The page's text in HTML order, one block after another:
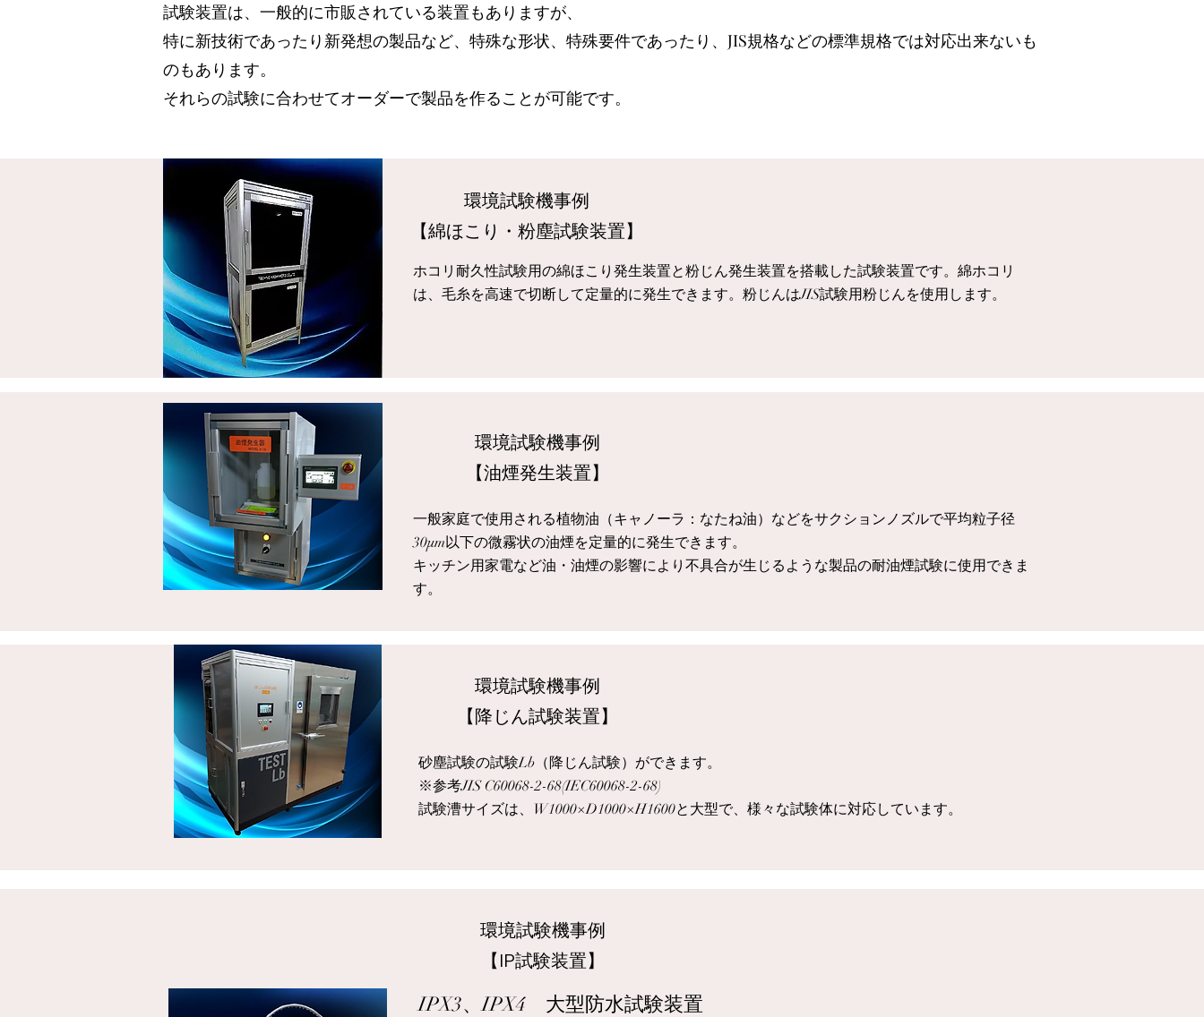
試験装置は、一般的に市販されている装置もありますが、
特に新技術であったり新発想の製品など、特殊な形状、特殊要件であったり、JIS規格などの標準規格では対応出来ないも
のもあります。
それらの試験に合わせてオーダーで製品を作ることが可能です。
​環境試験機事例
​【綿ほこり・粉塵試験装置】
ホコリ耐久性試験用の綿ほこり発生装置と粉じん発生装置を搭載した試験装置です。綿ホコリ
は、毛糸を高速で切断して定量的に発生できます。粉じんはJIS試験用粉じんを使用します。​
​環境試験機事例
​【油煙発生装置】
一般家庭で使用される植物油（キャノーラ：なたね油）などをサクションノズルで平均粒子径
30μm以下の微霧状の油煙を定量的に発生できます。
​キッチン用家電など油・油煙の影響により不具合が生じるような製品の耐油煙試験に使用できま
す。
​環境試験機事例
​【降じん試験装置】
砂塵試験の試験Lb（降じん試験）ができます。
​※参考JIS C60068-2-68(IEC60068-2-68)
試験漕サイズは、W1000×D1000×H1600と大型で、様々な試験体に対応しています。
​環境試験機事例
​【IP試験装置】
IPX3、IPX4 大型防水試験装置